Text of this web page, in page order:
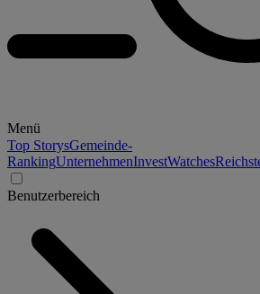
Menü
Top StorysGemeinde-
RankingUnternehmenInvestWatches
Benutzerbereich